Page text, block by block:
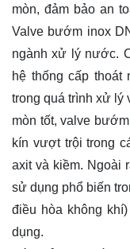
mòn, đảm bảo an
Valve bướm inox
ngành xử lý nước.
hệ thống cấp
trong quá trình xử lý
mòn tốt, valve
kín vượt trội trong
axit và kiềm. Ngoài
sử dụng phổ biến
điều hòa không
dụng.